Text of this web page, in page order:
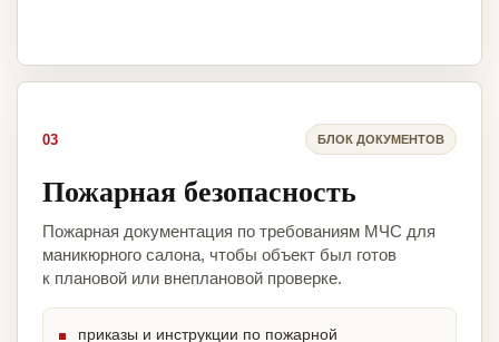
03 БЛОК ДОКУМЕНТОВ
Пожарная безопасность
Пожарная документация по требованиям МЧС для
маникюрного салона, чтобы объект был готов
к плановой или внеплановой проверке.
приказы и инструкции по пожарной